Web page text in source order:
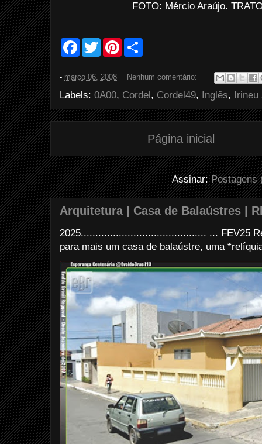
FOTO: Mércio Araújo.
F
b
o
k
T
w
t
r
P
e
s
t
e
- março 06, 2008 Nenhum comentário:
Labels: 0A00, Cordel, Cordel49, Inglês, Irineu
Página inicial
Assinar:Postagens
Arquitetura | Casa de Balaústres |
2025........................................... ... FEV25
para mais um casa de balaústre, uma